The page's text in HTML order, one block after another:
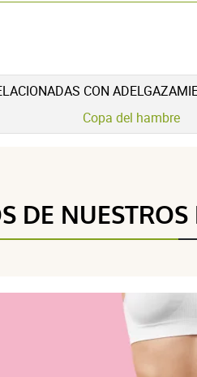
2 étoiles
1 étoile
CON
Copa del hambre
DE